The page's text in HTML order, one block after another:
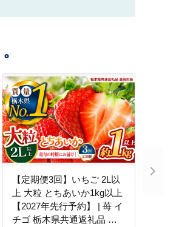
【定期便3回】いちご 2L以
上 大粒 とちあいか1kg以上
【2027年先行予約】 | 苺 イ
チゴ 栃木県共通返礼品 真